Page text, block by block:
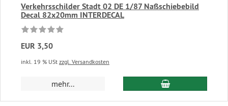
Verkehrsschilder Stadt 02 DE 1/87 Naßschiebebild
Decal 82x20mm INTERDECAL
EUR 3,50
inkl. 19 % USt zzgl. Versandkosten
mehr... In den